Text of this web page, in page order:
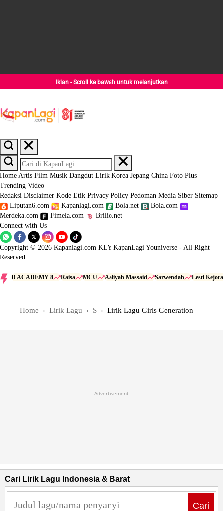
Iklan - Scroll ke bawah untuk melanjutkan
Home Artis Film Musik Dangdut Lirik Korea Jepang China Foto Plus
Trending Video
Redaksi Disclaimer Kode Etik Privacy Policy Pedoman Media Siber Sitemap
Liputan6.com
Kapanlagi.com Bola.net
Bola.com
Merdeka.com
Fimela.com
Brilio.net
Connect with Us
Copyright © 2026 Kapanlagi.com KLY KapanLagi Youniverse - All Right
Reserved.
D ACADEMY 8 Raisa MCU Aaliyah Massaid Sarwendah Lesti Kejora
Home Lirik Lagu S Lirik Lagu Girls Generation
Advertisement
Cari Lirik Lagu Indonesia & Barat
Cari